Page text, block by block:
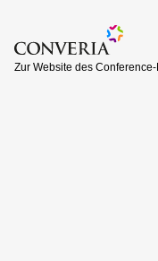
Zur Website des
Zur Website des